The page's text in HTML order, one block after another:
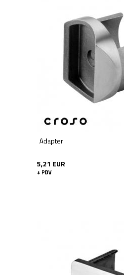
Adapter
5,21 EUR
+ PDV